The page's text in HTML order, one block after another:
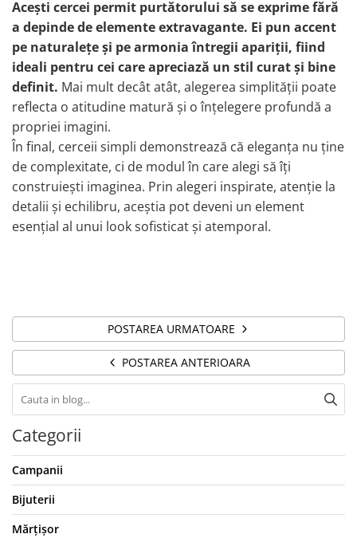
Acești cercei permit purtătorului să se exprime fără
a depinde de elemente extravagante. Ei pun accent
pe naturalețe și pe armonia întregii apariții, fiind
ideali pentru cei care apreciază un stil curat și bine
definit. Mai mult decât atât, alegerea simplității poate
reflecta o atitudine matură și o înțelegere profundă a
propriei imagini.
În final, cerceii simpli demonstrează că eleganța nu ține
de complexitate, ci de modul în care alegi să îți
construiești imaginea. Prin alegeri inspirate, atenție la
detalii și echilibru, aceștia pot deveni un element
esențial al unui look sofisticat și atemporal.
POSTAREA URMATOARE
POSTAREA ANTERIOARA
Categorii
Campanii
Bijuterii
Mărțișor